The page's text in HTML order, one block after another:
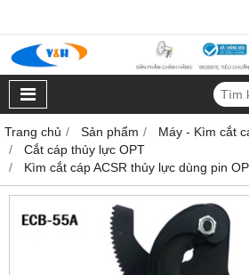
Trang chủ Sản phẩm
Máy - Kìm cắt
Cắt cáp thủy lực OPT
Kìm cắt cáp ACSR thủy lực dùng pin